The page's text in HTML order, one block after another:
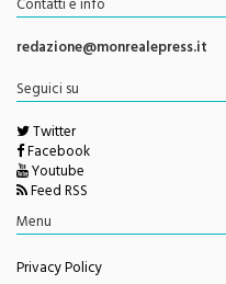
Direttore ResponsabileGiorgio
Contatti e info
redazione@monrealepress.it
Seguici su
Twitter
Facebook
Youtube
Feed RSS